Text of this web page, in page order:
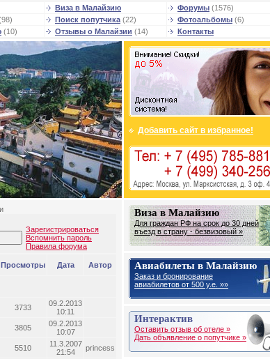
Виза в Малайзию Форумы (1576)
Поиск попутчика (22) Фотоальбомы (6)
(10) Отзывы о Малайзии (14) Контакты
Добавить сайт в избранное!
Зарегистрироваться
Вспомнить пароль
Правила форума
Просмотры Дата Автор
3733
09.2.2013
10:11
3805
09.2.2013
10:07
5510
11.3.2007
21:54
princess
Виза в Малайзию
Для граждан РФ на срок до 30 дней
въезд в страну - безвизовый »
Авиабилеты в Малайзию
Заказ и бронирование
авиабилетов от 500 у.е. »»
Интерактив
Оставить отзыв об отеле »
Дать объявление о попутчике »